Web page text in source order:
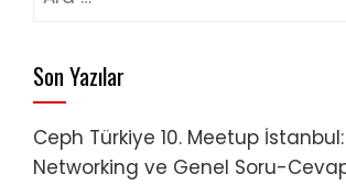
Son Yazılar
Ceph Türkiye 10. Meetup
Networking ve Genel Soru-